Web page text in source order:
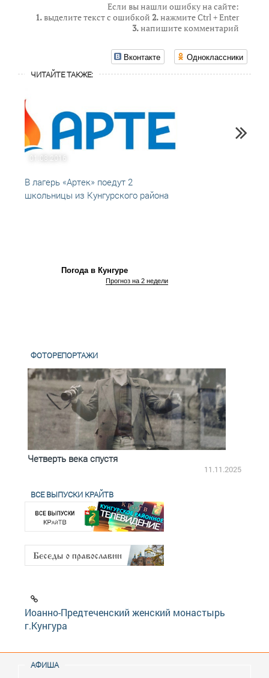
Если вы нашли ошибку на сайте:
1.выделите текст с ошибкой 2.нажмите Ctrl + Enter
3.напишите комментарий
Вконтакте Одноклассники
ЧИТАЙТЕ ТАКЖЕ:
01.08.2016
В лагерь «Артек» поедут 2
школьницы из Кунгурского района
Погода в Кунгуре
Прогноз на 2 недели
ФОТОРЕПОРТАЖИ
Четверть века спустя
11.11.2025
ВСЕ ВЫПУСКИ КРАЙТВ
Иоанно-Предтеченский женский монастырь
г.Кунгура
АФИША